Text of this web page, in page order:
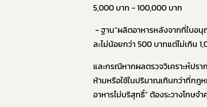
5,000 บาท - 100,000 บาท
- ฐาน“ผลิตอาหารหลังจากที่ใบอนุ
ละไม่น้อยกว่า 500 บาทแต่ไม่เกิน 1,
และกรณีหากผลตรวจวิเคราะห์ปร
ห้ามหรือใช้ในปริมาณเกินกว่าที่ก
อาหารไม่บริสุทธิ์”ต้องระวางโทษจ